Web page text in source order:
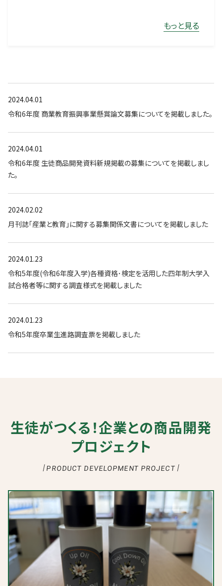
もっと見る
2024.04.01
令和6年度 商業教育振興事業懸賞論文募集についてを掲載しました。
2024.04.01
令和6年度 生徒商品開発資料新規掲載の募集についてを掲載しまし
た。
2024.02.02
月刊誌「産業と教育」に関する募集関係文書についてを掲載しました
2024.01.23
令和5年度(令和6年度入学)各種資格･検定を活用した四年制大学入
試合格者等に関する調査様式を掲載しました
2024.01.23
令和5年度卒業生進路調査票を掲載しました
生徒がつくる！企業との商品開発
プロジェクト
PRODUCT DEVELOPMENT PROJECT